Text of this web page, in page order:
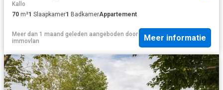
Kallo
70 m²1 Slaapkamer1 BadkamerAppartement
Meer dan 1 maand geleden aangeboden door
immovlan
Meer informatie